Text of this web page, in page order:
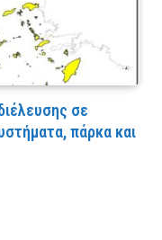
σε
πάρκα και